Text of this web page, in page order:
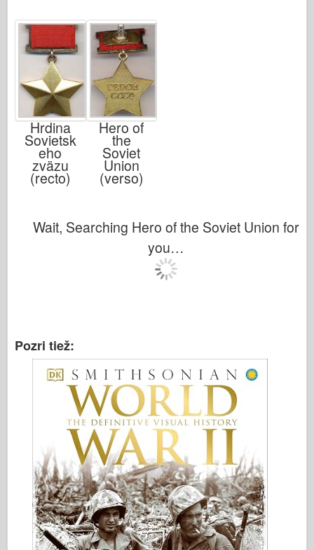
Hrdina
Sovietsk
eho
zväzu
(recto)
Hero of
the
Soviet
Union
(verso)
Wait, Searching Hero of the Soviet Union for
you…
Pozri tiež: